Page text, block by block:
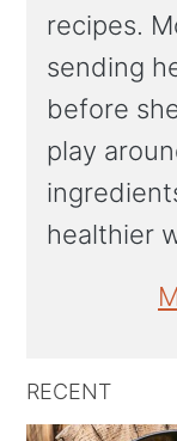
recipes.
sending
before
play
healthier
RECENT